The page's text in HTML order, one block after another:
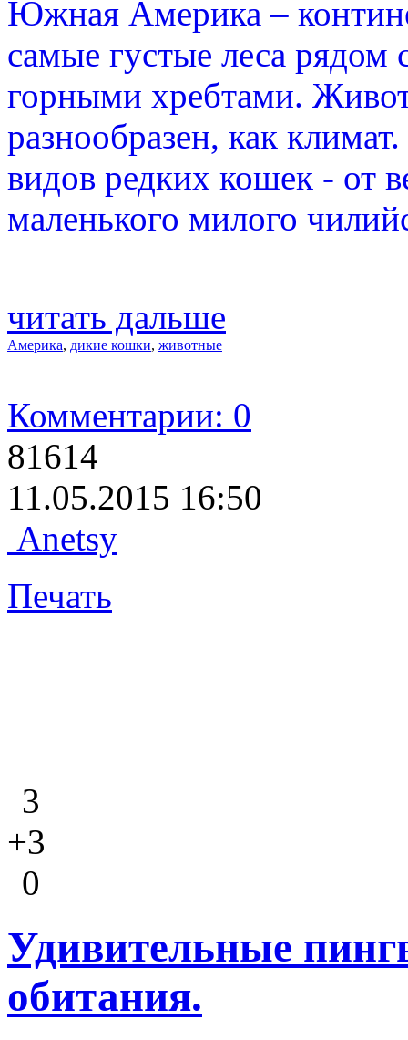
Южная Америка –
самые густые леса
горными хребтами.
разнообразен, как
видов редких кошек - от
маленького милого
читать дальше
Америка, дикие кошки, животные
Комментарии: 0
81614
11.05.2015 16:50
Anetsy
Печать
3
+3
0
Удивительные
обитания.